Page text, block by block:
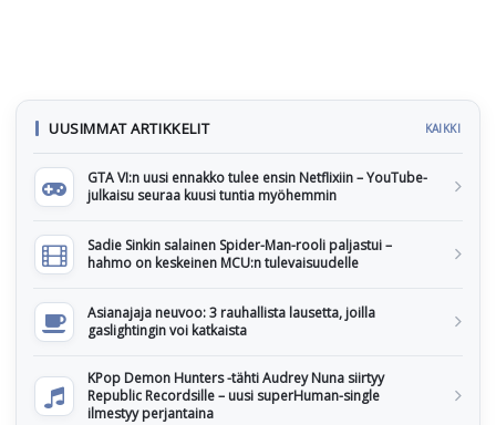
UUSIMMAT ARTIKKELIT KAIKKI
GTA VI:n uusi ennakko tulee ensin Netflixiin – YouTube-
julkaisu seuraa kuusi tuntia myöhemmin
Sadie Sinkin salainen Spider-Man-rooli paljastui –
hahmo on keskeinen MCU:n tulevaisuudelle
Asianajaja neuvoo: 3 rauhallista lausetta, joilla
gaslightingin voi katkaista
KPop Demon Hunters -tähti Audrey Nuna siirtyy
Republic Recordsille – uusi superHuman-single
ilmestyy perjantaina